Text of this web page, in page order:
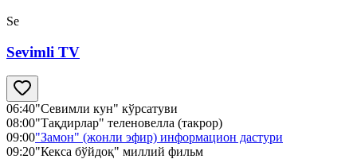
Se
Sevimli TV
06:40"Севимли кун" кўрсатуви
08:00"Тақдирлар" теленовелла (такрор)
09:00"Замон" (жонли эфир) информацион дастури
09:20"Кекса бўйдоқ" миллий фильм